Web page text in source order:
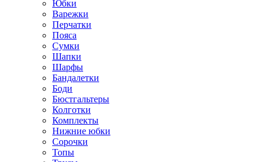
Юбки
Варежки
Перчатки
Пояса
Сумки
Шапки
Шарфы
Бандалетки
Боди
Бюстгальтеры
Колготки
Комплекты
Нижние юбки
Сорочки
Топы